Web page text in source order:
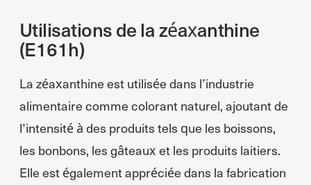
Utilisations de la zéaxanthine
(E161h)
La zéaxanthine est utilisée dans l’industrie
alimentaire comme colorant naturel, ajoutant de
l’intensité à des produits tels que les boissons,
les bonbons, les gâteaux et les produits laitiers.
Elle est également appréciée dans la fabrication